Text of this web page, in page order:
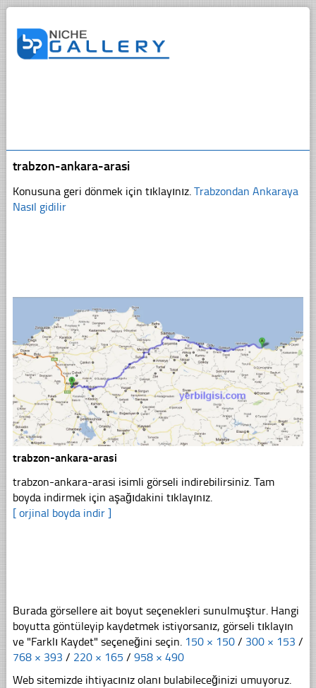
trabzon-ankara-arasi
Konusuna geri dönmek için tıklayınız. Trabzondan Ankaraya
Nasıl gidilir
trabzon-ankara-arasi
trabzon-ankara-arasi isimli görseli indirebilirsiniz. Tam
boyda indirmek için aşağıdakini tıklayınız.
[ orjinal boyda indir ]
Burada görsellere ait boyut seçenekleri sunulmuştur. Hangi
boyutta göntüleyip kaydetmek istiyorsanız, görseli tıklayın
ve "Farklı Kaydet" seçeneğini seçin. 150 × 150 / 300 × 153 /
768 × 393 / 220 × 165 / 958 × 490
Web sitemizde ihtiyacınız olanı bulabileceğinizi umuyoruz.